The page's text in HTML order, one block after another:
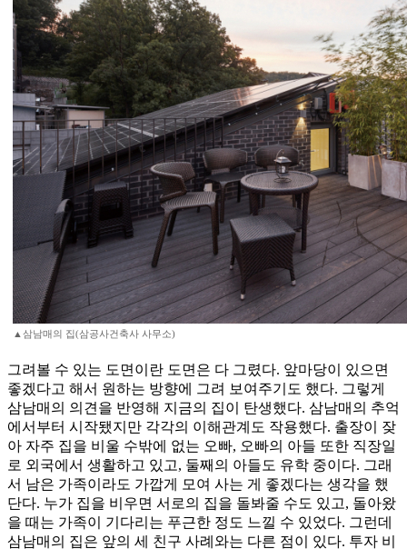
▲삼남매의 집(삼공사건축사 사무소)
그려볼 수 있는 도면이란 도면은 다 그렸다. 앞마당이 있으면
좋겠다고 해서 원하는 방향에 그려 보여주기도 했다. 그렇게
삼남매의 의견을 반영해 지금의 집이 탄생했다. 삼남매의 추억
에서부터 시작됐지만 각각의 이해관계도 작용했다. 출장이 잦
아 자주 집을 비울 수밖에 없는 오빠, 오빠의 아들 또한 직장일
로 외국에서 생활하고 있고, 둘째의 아들도 유학 중이다. 그래
서 남은 가족이라도 가깝게 모여 사는 게 좋겠다는 생각을 했
단다. 누가 집을 비우면 서로의 집을 돌봐줄 수도 있고, 돌아왔
을 때는 가족이 기다리는 푸근한 정도 느낄 수 있었다. 그런데
삼남매의 집은 앞의 세 친구 사례와는 다른 점이 있다. 투자 비